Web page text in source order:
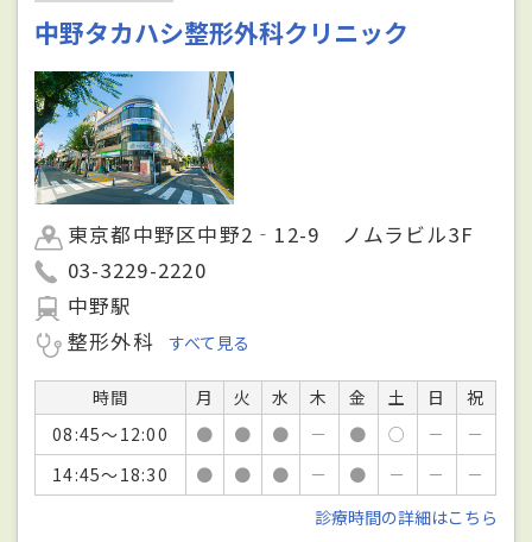
中野タカハシ整形外科クリニック
東京都中野区中野2‐12-9 ノムラビル3F
03-3229-2220
中野駅
整形外科
すべて見る
時間 月 火 水 木 金 土 日
祝
08:45～12:00
● ● ● － ● ○ －
－
14:45～18:30
● ● ● － ● － －
－
診療時間の詳細はこちら